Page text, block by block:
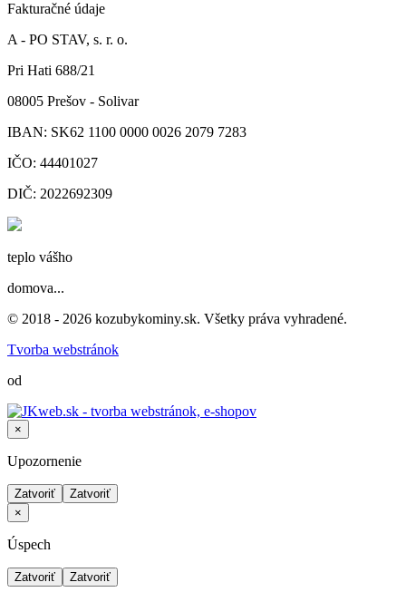
Fakturačné údaje
A - PO STAV, s. r. o.
Pri Hati 688/21
08005 Prešov - Solivar
IBAN: SK62 1100 0000 0026 2079 7283
IČO: 44401027
DIČ: 2022692309
teplo vášho
domova...
© 2018 - 2026 kozubykominy.sk. Všetky práva vyhradené.
Tvorba webstránok
od
×
Upozornenie
Zatvoriť
Zatvoriť
×
Úspech
Zatvoriť Zatvoriť